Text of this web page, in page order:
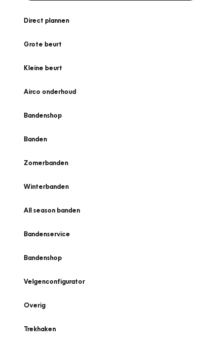
Direct plannen
Grote beurt
Kleine beurt
Airco onderhoud
Bandenshop
Banden
Zomerbanden
Winterbanden
All season banden
Bandenservice
Bandenshop
Velgenconfigurator
Overig
Trekhaken